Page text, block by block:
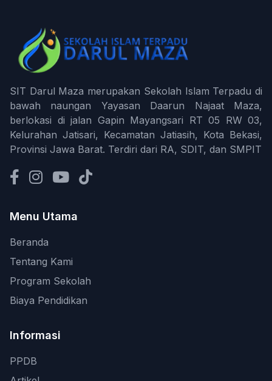
SIT Darul Maza merupakan Sekolah Islam Terpadu di
bawah naungan Yayasan Daarun Najaat Maza,
berlokasi di jalan Gapin Mayangsari RT 05 RW 03,
Kelurahan Jatisari, Kecamatan Jatiasih, Kota Bekasi,
Provinsi Jawa Barat. Terdiri dari RA, SDIT, dan SMPIT
Menu Utama
Beranda
Tentang Kami
Program Sekolah
Biaya Pendidikan
Informasi
PPDB